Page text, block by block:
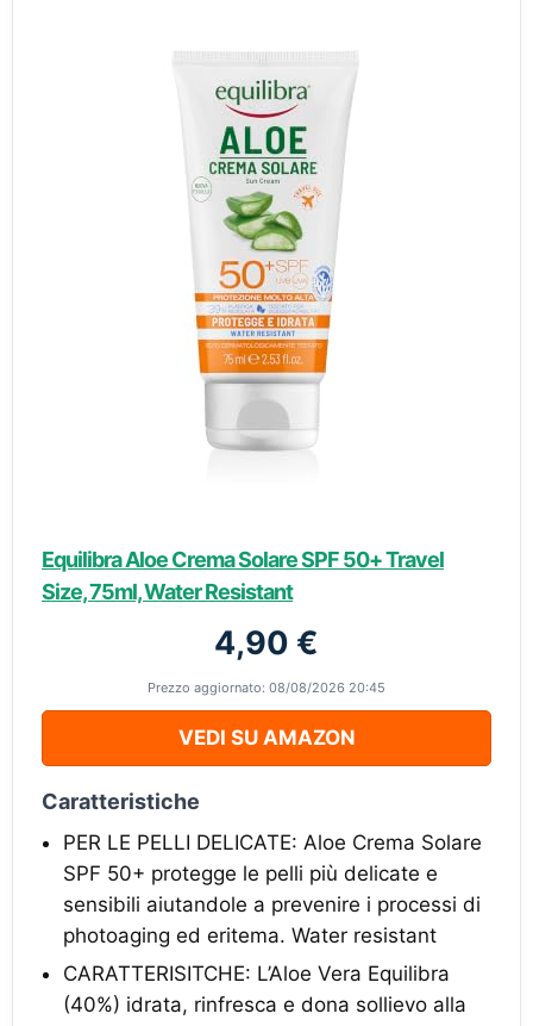
Equilibra Aloe Crema Solare SPF 50+ Travel
Size, 75ml, Water Resistant
4,90 €
Prezzo aggiornato: 08/08/2026 20:45
VEDI SU AMAZON
Caratteristiche
PER LE PELLI DELICATE: Aloe Crema Solare
SPF 50+ protegge le pelli più delicate e
sensibili aiutandole a prevenire i processi di
photoaging ed eritema. Water resistant
CARATTERISITCHE: L’Aloe Vera Equilibra
(40%) idrata, rinfresca e dona sollievo alla